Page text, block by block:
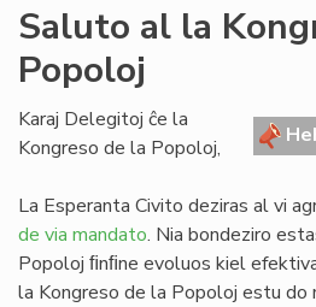
Saluto al la
Popoloj
Karaj Delegitoj ĉe la
Kongreso de la Popoloj,
La Esperanta Civito deziras al vi
de via mandato. Nia bondeziro
Popoloj ﬁnﬁne evoluos kiel
la Kongreso de la Popoloj estu